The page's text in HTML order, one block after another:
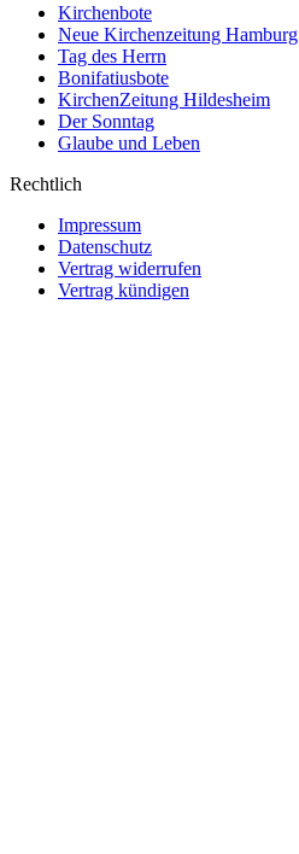
Kirchenbote
Neue Kirchenzeitung Hamburg
Tag des Herrn
Bonifatiusbote
KirchenZeitung Hildesheim
Der Sonntag
Glaube und Leben
Rechtlich
Impressum
Datenschutz
Vertrag widerrufen
Vertrag kündigen